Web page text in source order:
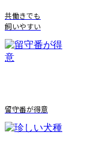
共働きでも
飼いやすい
留守番が得意